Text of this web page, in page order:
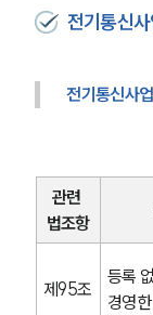
전기통신
전기통신사
관련
법조항
제95조
등록
경영